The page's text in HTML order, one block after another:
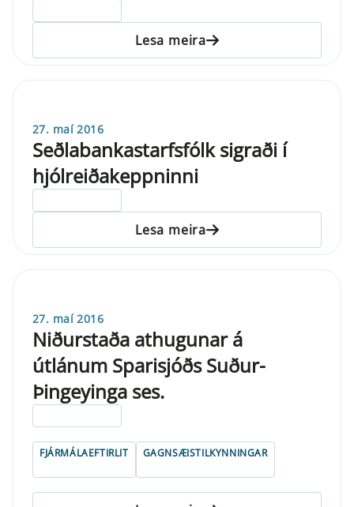
Lesa meira
27. maí 2016
Seðlabankastarfsfólk sigraði í
hjólreiðakeppninni
Lesa meira
27. maí 2016
Niðurstaða athugunar á
útlánum Sparisjóðs Suður-
Þingeyinga ses.
FJÁRMÁLAEFTIRLIT GAGNSÆISTILKYNNINGAR